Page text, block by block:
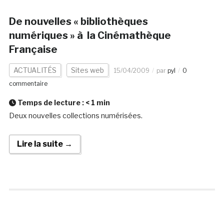
De nouvelles « bibliothèques
numériques » à la Cinémathèque
Française
ACTUALITÉS Sites web 15/04/2009 par pyl
0
commentaire
Temps de lecture : < 1 min
Deux nouvelles collections numérisées.
Lire la suite →